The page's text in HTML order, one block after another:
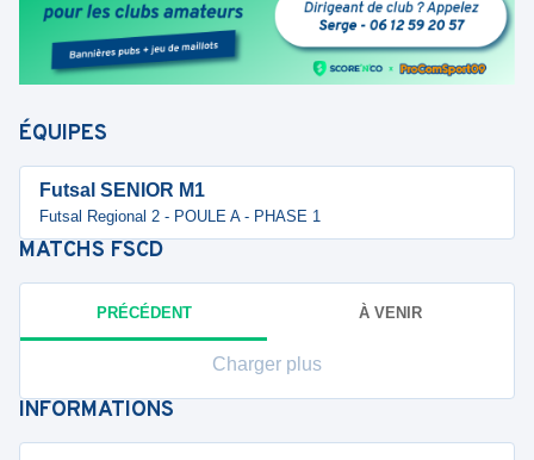
ÉQUIPES
Futsal SENIOR M1
Futsal Regional 2 - POULE A - PHASE 1
MATCHS FSCD
PRÉCÉDENT À VENIR
Charger plus
INFORMATIONS